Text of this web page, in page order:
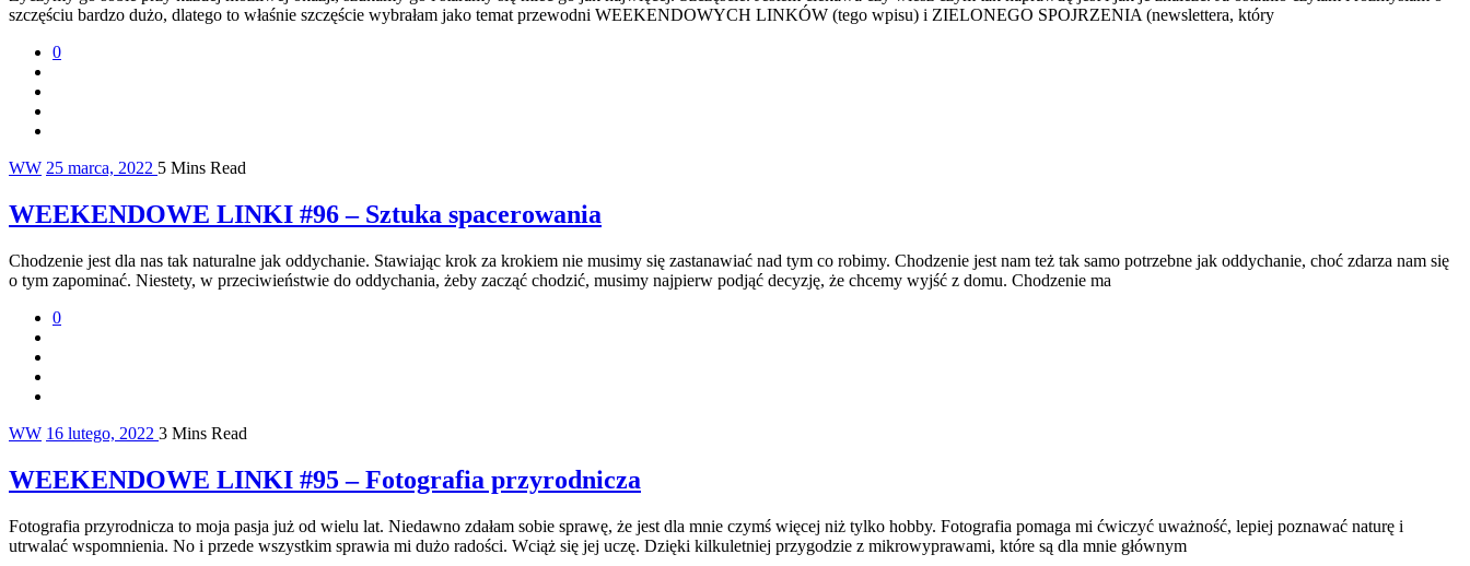
szczęściu bardzo dużo, dlatego to właśnie szczęście wybrałam jako temat przewodni WEEKENDOWYCH LINKÓW (tego wpisu) i ZIELONEGO SPOJRZENIA (newslettera, który
0
WW 25 marca, 2022 5 Mins Read
WEEKENDOWE LINKI #96 – Sztuka spacerowania
Chodzenie jest dla nas tak naturalne jak oddychanie. Stawiając krok za krokiem nie musimy się zastanawiać nad tym co robimy. Chodzenie jest nam też tak samo potrzebne jak oddychanie, choć zdarza nam się
o tym zapominać. Niestety, w przeciwieństwie do oddychania, żeby zacząć chodzić, musimy najpierw podjąć decyzję, że chcemy wyjść z domu. Chodzenie ma
0
WW 16 lutego, 2022 3 Mins Read
WEEKENDOWE LINKI #95 – Fotografia przyrodnicza
Fotografia przyrodnicza to moja pasja już od wielu lat. Niedawno zdałam sobie sprawę, że jest dla mnie czymś więcej niż tylko hobby. Fotografia pomaga mi ćwiczyć uważność, lepiej poznawać naturę i
utrwalać wspomnienia. No i przede wszystkim sprawia mi dużo radości. Wciąż się jej uczę. Dzięki kilkuletniej przygodzie z mikrowyprawami, które są dla mnie głównym